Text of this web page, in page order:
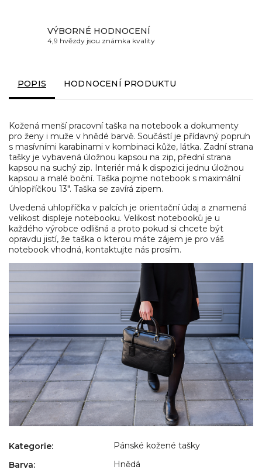
VÝBORNÉ HODNOCENÍ
4,9 hvězdy jsou známka kvality
POPIS HODNOCENÍ PRODUKTU
Kožená menší pracovní taška na notebook a dokumenty
pro ženy i muže v hnědé barvě. Součástí je přídavný popruh
s masívními karabinami v kombinaci kůže, látka. Zadní strana
tašky je vybavená úložnou kapsou na zip, přední strana
kapsou na suchý zip. Interiér má k dispozici jednu úložnou
kapsou a malé boční. Taška pojme notebook s maximální
úhlopříčkou 13". Taška se zavírá zipem.
Uvedená uhlopříčka v palcích je orientační údaj a znamená
velikost displeje notebooku. Velikost notebooků je u
každého výrobce odlišná a proto pokud si chcete být
opravdu jistí, že taška o kterou máte zájem je pro váš
notebook vhodná, kontaktujte nás prosím.
Kategorie:
Pánské kožené tašky
Barva: Hnědá